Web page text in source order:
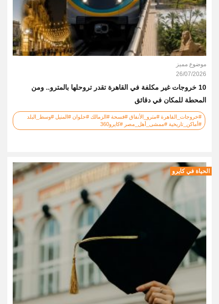
موضوع مميز
26/07/2026
10 خروجات غير مكلفة في القاهرة تقدر تروحلها بالمترو.. ومن
المحطة للمكان في دقائق
#خروجات_القاهرة #مترو_الأنفاق #فسحة #الزمالك #حلوان #المنيل #وسط_البلد
#أماكن_تاريخية #ممشى_أهل_مصر #كايرو360
الحياة في كايرو